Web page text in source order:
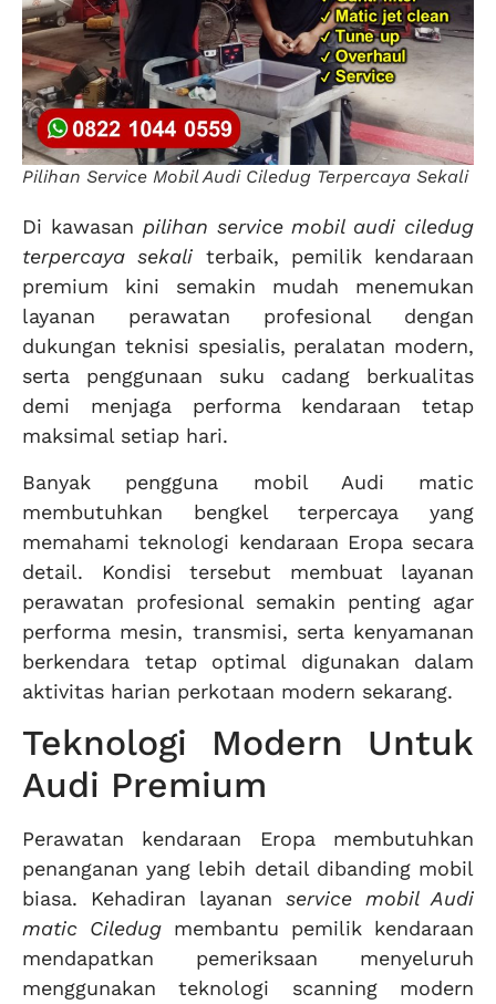
Pilihan Service Mobil Audi Ciledug Terpercaya Sekali
Di kawasan pilihan service mobil audi ciledug
terpercaya sekali terbaik, pemilik kendaraan
premium kini semakin mudah menemukan
layanan perawatan profesional dengan
dukungan teknisi spesialis, peralatan modern,
serta penggunaan suku cadang berkualitas
demi menjaga performa kendaraan tetap
maksimal setiap hari.
Banyak pengguna mobil Audi matic
membutuhkan bengkel terpercaya yang
memahami teknologi kendaraan Eropa secara
detail. Kondisi tersebut membuat layanan
perawatan profesional semakin penting agar
performa mesin, transmisi, serta kenyamanan
berkendara tetap optimal digunakan dalam
aktivitas harian perkotaan modern sekarang.
Teknologi Modern Untuk
Audi Premium
Perawatan kendaraan Eropa membutuhkan
penanganan yang lebih detail dibanding mobil
biasa. Kehadiran layanan service mobil Audi
matic Ciledug membantu pemilik kendaraan
mendapatkan pemeriksaan menyeluruh
menggunakan teknologi scanning modern